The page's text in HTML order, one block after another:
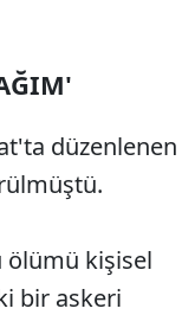
düzenlenen
ölümü kişisel
bir askeri